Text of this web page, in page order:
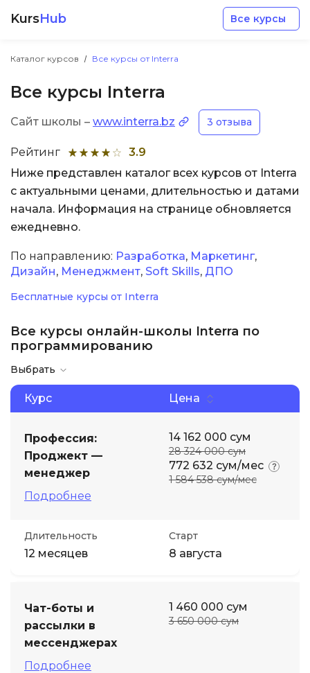
KursHub Все курсы
Каталог курсов Все курсы от Interra
Все курсы Interra
Сайт школы – www.interra.bz 3 отзыва
Рейтинг
3.9
Ниже представлен каталог всех курсов от Interra
с актуальными ценами, длительностью и датами
начала. Информация на странице обновляется
ежедневно.
По направлению: Разработка, Маркетинг,
Дизайн, Менеджмент, Soft Skills, ДПО
Бесплатные курсы от Interra
Все курсы онлайн-школы Interra по
программированию
Выбрать
Курс Цена
Профессия:
Проджект —
менеджер
Подробнее
14 162 000 сум
28 324 000 сум
772 632 сум/мес
1 584 538 сум/мес
Длительность
12 месяцев
Старт
8 августа
Чат-боты и
рассылки в
мессенджерах
Подробнее
1 460 000 сум
3 650 000 сум
Разработка
Маркетинг
Дизайн
Аналитика
Менеджмент
Иностранные языки
Soft Skills
Детям
Акции и промокоды